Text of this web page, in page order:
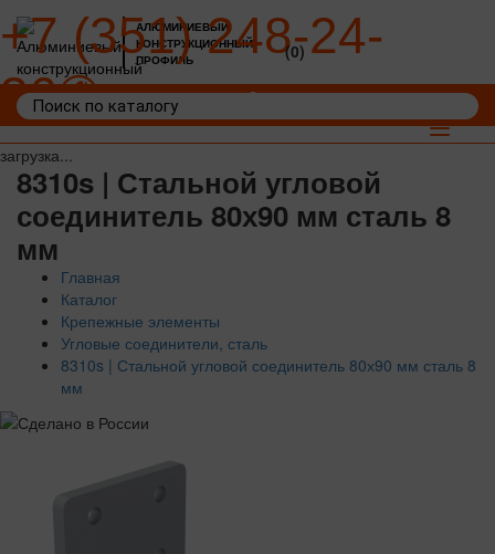
загрузка...
АЛЮМИНИЕВЫЙ
КОНСТРУКЦИОННЫЙ
ПРОФИЛЬ
+7 (351) 248-24-
36
(0)
Toggle
8310s | Стальной угловой
соединитель 80х90 мм сталь 8
мм
Главная
Каталог
Крепежные элементы
Угловые соединители, сталь
8310s | Стальной угловой соединитель 80х90 мм сталь 8
мм